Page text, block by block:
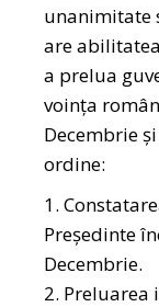
unanimitate
are
a prelua
voința
Decembrie
ordine:
Președinte
Decembrie.
Preluarea